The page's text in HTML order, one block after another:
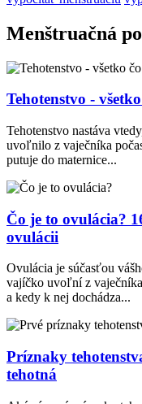
Menštruačná
Tehotenstvo -
Tehotenstvo nastáva
uvoľnilo z vaječníka
putuje do maternice...
Čo je to ovulácia?
ovulácii
Ovulácia je súčasťou
vajíčko uvoľní z
a kedy k nej dochádza...
Príznaky
tehotná